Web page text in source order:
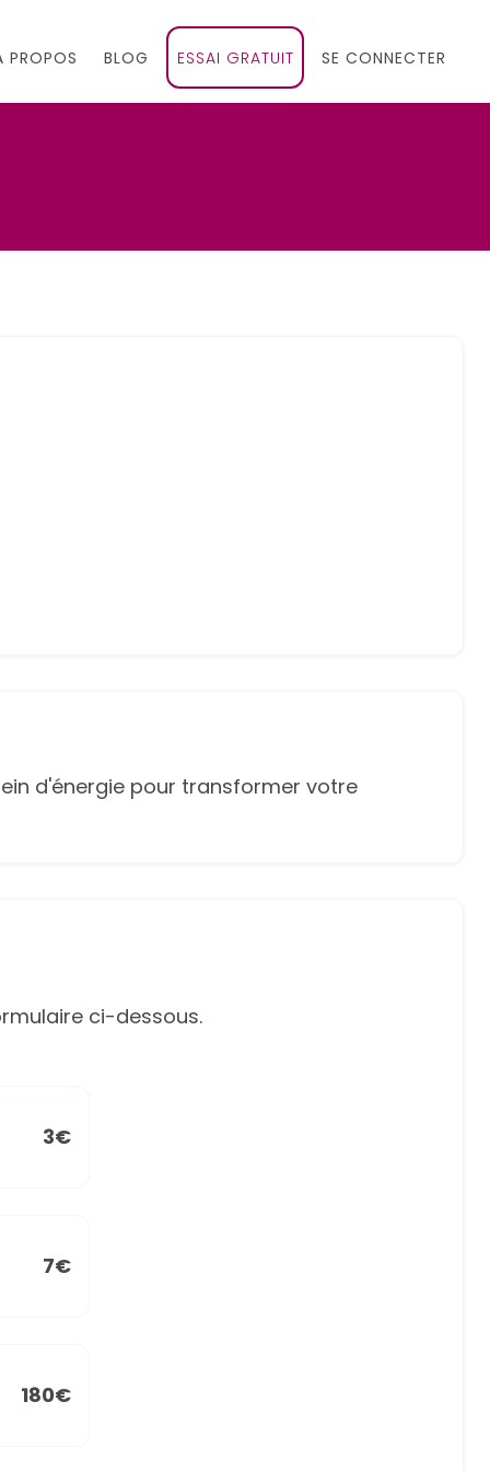
PROPOS BLOG ESSAI GRATUIT SE CONNECTER
d'énergie pour transformer votre
ci-dessous.
3€
7€
180€